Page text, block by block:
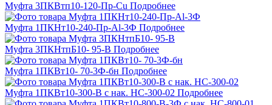
Муфта 3ПКВтп10-120-Пр-Cu Подробнее
Муфта 1ПКНт10-240-Пр-Al-3Ф Подробнее
Муфта 3ПКНтпБ10- 95-В Подробнее
Муфта 1ПКВт10- 70-3Ф-бн Подробнее
Муфта 1ПКВт10-300-В с нак. НС-300-02 Подробнее